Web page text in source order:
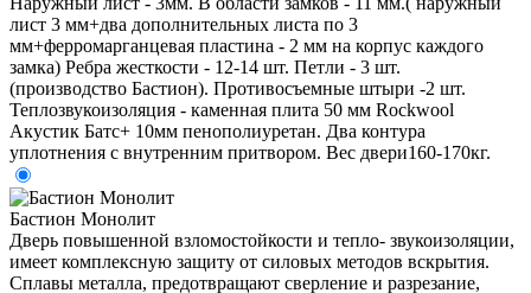
лист 3 мм+два дополнительных листа по 3
мм+ферромарганцевая пластина - 2 мм на корпус каждого
замка) Ребра жесткости - 12-14 шт. Петли - 3 шт.
(производство Бастион). Противосъемные штыри -2 шт.
Теплозвукоизоляция - каменная плита 50 мм Rockwool
Акустик Батс+ 10мм пенополиуретан. Два контура
уплотнения с внутренним притвором. Вес двери160-170кг.
Бастион Монолит
Дверь повышенной взломостойкости и тепло- звукоизоляции,
имеет комплексную защиту от силовых методов вскрытия.
Сплавы металла, предотвращают сверление и разрезание,